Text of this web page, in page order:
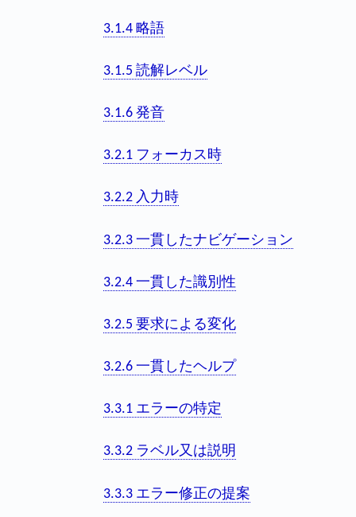
3.1.4 略語
3.1.5 読解レベル
3.1.6 発音
3.2.1 フォーカス時
3.2.2 入力時
3.2.3 一貫したナビゲーション
3.2.4 一貫した識別性
3.2.5 要求による変化
3.2.6 一貫したヘルプ
3.3.1 エラーの特定
3.3.2 ラベル又は説明
3.3.3 エラー修正の提案